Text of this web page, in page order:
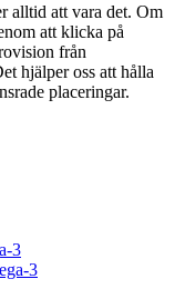
alltid att vara det. Om
att klicka på
från
hjälper oss att hålla
placeringar.
3
3